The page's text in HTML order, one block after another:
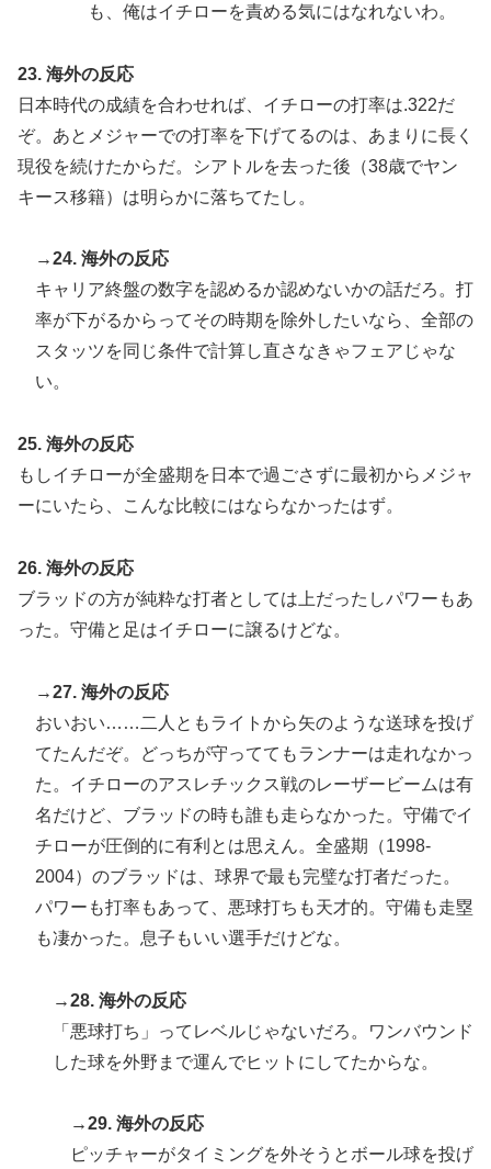
も、俺はイチローを責める気にはなれないわ。
23. 海外の反応
日本時代の成績を合わせれば、イチローの打率は.322だ
ぞ。あとメジャーでの打率を下げてるのは、あまりに長く
現役を続けたからだ。シアトルを去った後（38歳でヤン
キース移籍）は明らかに落ちてたし。
→24. 海外の反応
キャリア終盤の数字を認めるか認めないかの話だろ。打
率が下がるからってその時期を除外したいなら、全部の
スタッツを同じ条件で計算し直さなきゃフェアじゃな
い。
25. 海外の反応
もしイチローが全盛期を日本で過ごさずに最初からメジャ
ーにいたら、こんな比較にはならなかったはず。
26. 海外の反応
ブラッドの方が純粋な打者としては上だったしパワーもあ
った。守備と足はイチローに譲るけどな。
→27. 海外の反応
おいおい……二人ともライトから矢のような送球を投げ
てたんだぞ。どっちが守っててもランナーは走れなかっ
た。イチローのアスレチックス戦のレーザービームは有
名だけど、ブラッドの時も誰も走らなかった。守備でイ
チローが圧倒的に有利とは思えん。全盛期（1998-
2004）のブラッドは、球界で最も完璧な打者だった。
パワーも打率もあって、悪球打ちも天才的。守備も走塁
も凄かった。息子もいい選手だけどな。
→28. 海外の反応
「悪球打ち」ってレベルじゃないだろ。ワンバウンド
した球を外野まで運んでヒットにしてたからな。
→29. 海外の反応
ピッチャーがタイミングを外そうとボール球を投げ